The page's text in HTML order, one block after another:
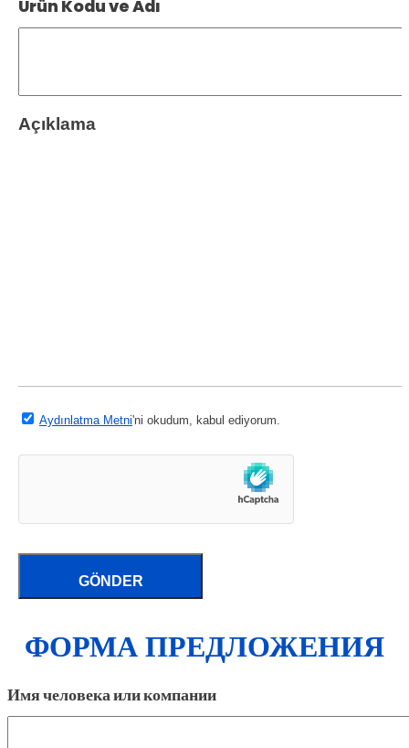
Ürün Kodu ve Adı
Açıklama
Aydınlatma Metni'ni okudum, kabul ediyorum.
ФОРМА ПРЕДЛОЖЕНИЯ
Имя человека или компании